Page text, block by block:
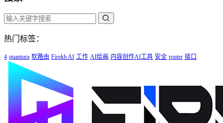
热门标签：
4 quantura 软路由 Firekb AI 工作 AI绘画 内容创作AI工具 安全 router 接口